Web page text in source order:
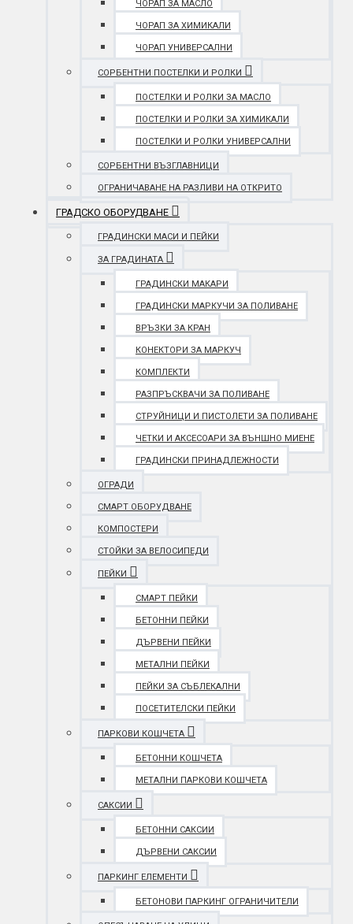
ЧОРАП ЗА МАСЛО
ЧОРАП ЗА ХИМИКАЛИ
ЧОРАП УНИВЕРСАЛНИ
СОРБЕНТНИ ПОСТЕЛКИ И РОЛКИ
ПОСТЕЛКИ И РОЛКИ ЗА МАСЛО
ПОСТЕЛКИ И РОЛКИ ЗА ХИМИКАЛИ
ПОСТЕЛКИ И РОЛКИ УНИВЕРСАЛНИ
СОРБЕНТНИ ВЪЗГЛАВНИЦИ
ОГРАНИЧАВАНЕ НА РАЗЛИВИ НА ОТКРИТО
ГРАДСКО ОБОРУДВАНЕ
ГРАДИНСКИ МАСИ И ПЕЙКИ
ЗА ГРАДИНАТА
ГРАДИНСКИ МАКАРИ
ГРАДИНСКИ МАРКУЧИ ЗА ПОЛИВАНЕ
ВРЪЗКИ ЗА КРАН
КОНЕКТОРИ ЗА МАРКУЧ
КОМПЛЕКТИ
РАЗПРЪСКВАЧИ ЗА ПОЛИВАНЕ
СТРУЙНИЦИ И ПИСТОЛЕТИ ЗА ПОЛИВАНЕ
ЧЕТКИ И АКСЕСОАРИ ЗА ВЪНШНО МИЕНЕ
ГРАДИНСКИ ПРИНАДЛЕЖНОСТИ
ОГРАДИ
СМАРТ ОБОРУДВАНЕ
КОМПОСТЕРИ
СТОЙКИ ЗА ВЕЛОСИПЕДИ
ПЕЙКИ
СМАРТ ПЕЙКИ
БЕТОННИ ПЕЙКИ
ДЪРВЕНИ ПЕЙКИ
МЕТАЛНИ ПЕЙКИ
ПЕЙКИ ЗА СЪБЛЕКАЛНИ
ПОСЕТИТЕЛСКИ ПЕЙКИ
ПАРКОВИ КОШЧЕТА
БЕТОННИ КОШЧЕТА
МЕТАЛНИ ПАРКОВИ КОШЧЕТА
САКСИИ
БЕТОННИ САКСИИ
ДЪРВЕНИ САКСИИ
ПАРКИНГ ЕЛЕМЕНТИ
БЕТОНОВИ ПАРКИНГ ОГРАНИЧИТЕЛИ